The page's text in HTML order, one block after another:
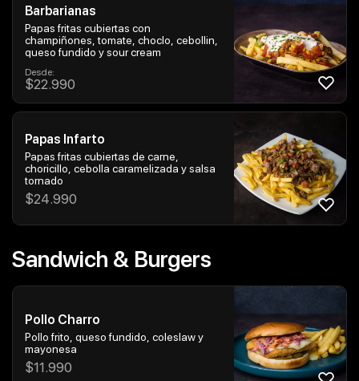
Barbarianas
Papas fritas cubiertas con
champiñones, tomate, choclo, cebollin,
queso fundido y sour cream
Desde:
$22.990
Papas Infarto
Papas fritas cubiertas de carne,
choricillo, cebolla caramelizada y salsa
tornado
$24.990
Sandwich & Burgers
Pollo Charro
Pollo frito, queso fundido, coleslaw y
mayonesa
$11.990